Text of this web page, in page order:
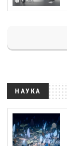
НАУКА